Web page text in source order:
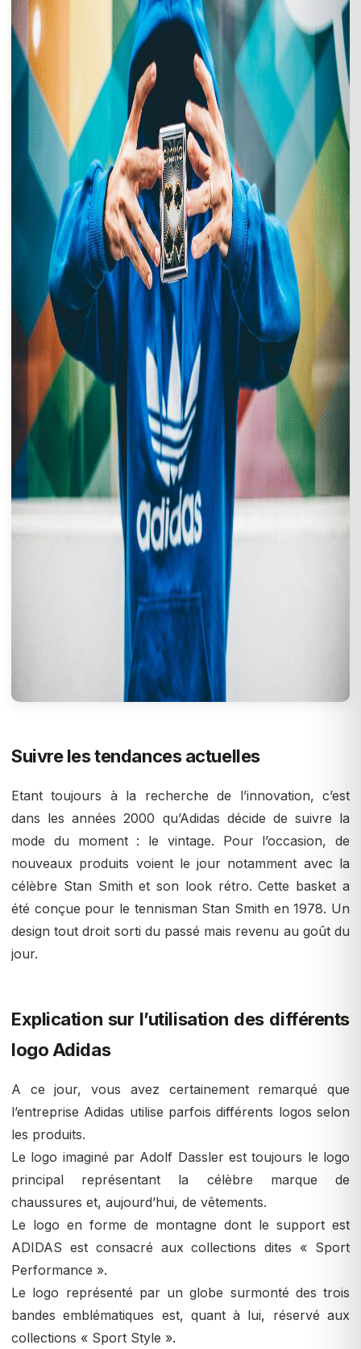
Suivre les tendances actuelles
Etant toujours à la recherche de l’innovation, c’est
dans les années 2000 qu’Adidas décide de suivre la
mode du moment : le vintage. Pour l’occasion, de
nouveaux produits voient le jour notamment avec la
célèbre Stan Smith et son look rétro. Cette basket a
été conçue pour le tennisman Stan Smith en 1978. Un
design tout droit sorti du passé mais revenu au goût du
jour.
Explication sur l’utilisation des différents
logo Adidas
A ce jour, vous avez certainement remarqué que
l’entreprise Adidas utilise parfois différents logos selon
les produits.
Le logo imaginé par Adolf Dassler est toujours le logo
principal représentant la célèbre marque de
chaussures et, aujourd’hui, de vêtements.
Le logo en forme de montagne dont le support est
ADIDAS est consacré aux collections dites « Sport
Performance ».
Le logo représenté par un globe surmonté des trois
bandes emblématiques est, quant à lui, réservé aux
collections « Sport Style ».